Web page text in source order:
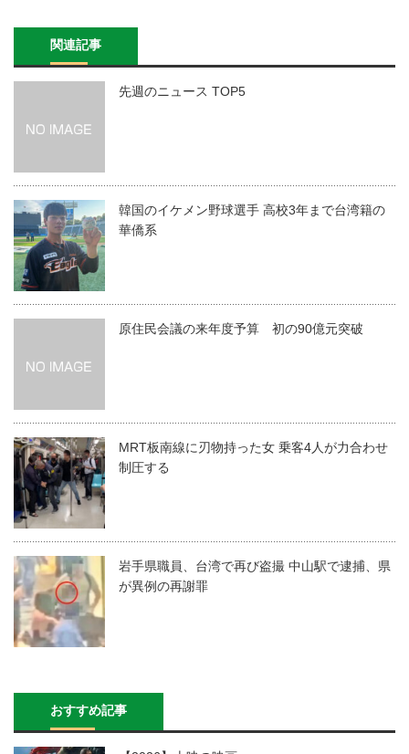
関連記事
先週のニュース TOP5
韓国のイケメン野球選手 高校3年まで台湾籍の
華僑系
原住民会議の来年度予算 初の90億元突破
MRT板南線に刃物持った女 乗客4人が力合わせ
制圧する
岩手県職員、台湾で再び盗撮 中山駅で逮捕、県
が異例の再謝罪
おすすめ記事